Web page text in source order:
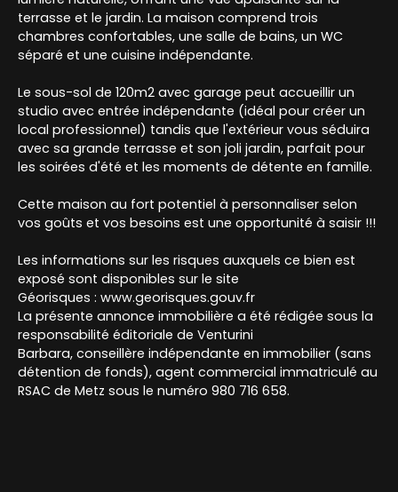
terrasse et le jardin. La maison comprend trois
chambres confortables, une salle de bains, un WC
séparé et une cuisine indépendante.
Le sous-sol de 120m2 avec garage peut accueillir un
studio avec entrée indépendante (idéal pour créer un
local professionnel) tandis que l'extérieur vous séduira
avec sa grande terrasse et son joli jardin, parfait pour
les soirées d'été et les moments de détente en famille.
Cette maison au fort potentiel à personnaliser selon
vos goûts et vos besoins est une opportunité à saisir !!!
Les informations sur les risques auxquels ce bien est
exposé sont disponibles sur le site
Géorisques : www.georisques.gouv.fr
La présente annonce immobilière a été rédigée sous la
responsabilité éditoriale de Venturini
Barbara, conseillère indépendante en immobilier (sans
détention de fonds), agent commercial immatriculé au
RSAC de Metz sous le numéro 980 716 658.